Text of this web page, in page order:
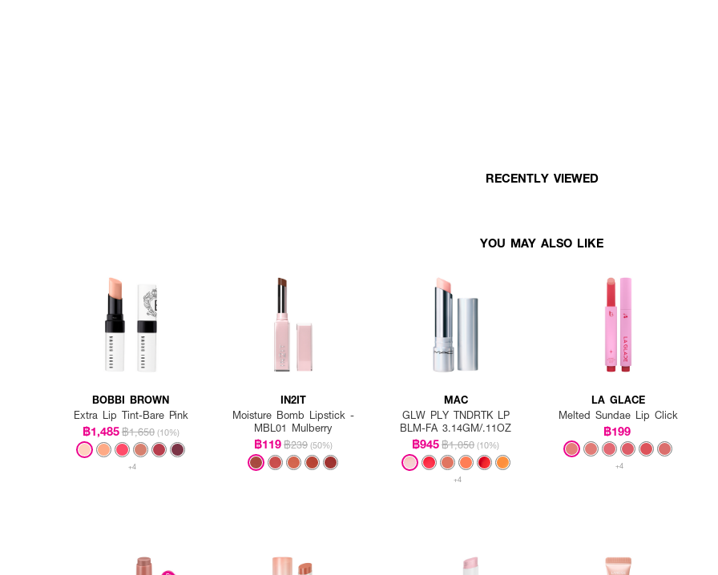
RECENTLY VIEWED
YOU MAY ALSO LIKE
BOBBI BROWN
Extra Lip Tint-Bare Pink
฿1,485฿1,650 (10%)
+4
IN2IT
Moisture Bomb Lipstick -
MBL01 Mulberry
฿119฿239 (50%)
MAC
GLW PLY TNDRTK LP
BLM-FA 3.14GM/.11OZ
฿945฿1,050 (10%)
+4
LA GLACE
Melted Sundae Lip Click
฿199
+4